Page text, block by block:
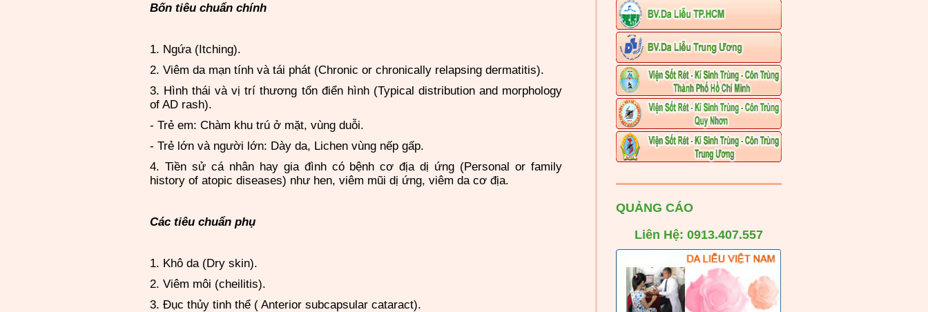
Bốn tiêu chuẩn chính
1. Ngứa (Itching).
2. Viêm da mạn tính và tái phát (Chronic or chronically relapsing dermatitis).
3. Hình thái và vị trí thương tổn điển hình (Typical distribution and morphology
of AD rash).
- Trẻ em: Chàm khu trú ở mặt, vùng duỗi.
- Trẻ lớn và người lớn: Dày da, Lichen vùng nếp gấp.
4. Tiền sử cá nhân hay gia đình có bệnh cơ địa dị ứng (Personal or family
history of atopic diseases) như hen, viêm mũi dị ứng, viêm da cơ địa.
Các tiêu chuẩn phụ
1. Khô da (Dry skin).
2. Viêm môi (cheilitis).
3. Đục thủy tinh thể ( Anterior subcapsular cataract).
QUẢNG CÁO
Liên Hệ: 0913.407.557